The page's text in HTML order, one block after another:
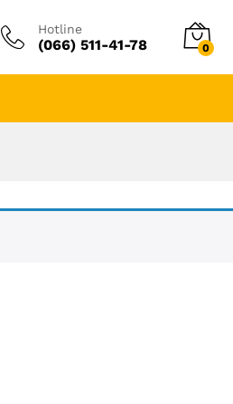
Hotline
(066) 511-41-78 0